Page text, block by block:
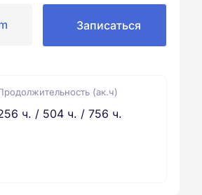
Записаться
(ак.ч)
ч. / 504 ч. / 756 ч.